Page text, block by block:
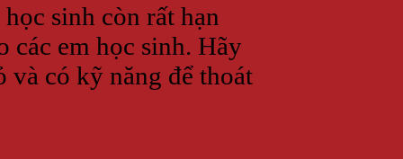
sinh còn rất hạn
các em học sinh. Hãy
và có kỹ năng để thoát